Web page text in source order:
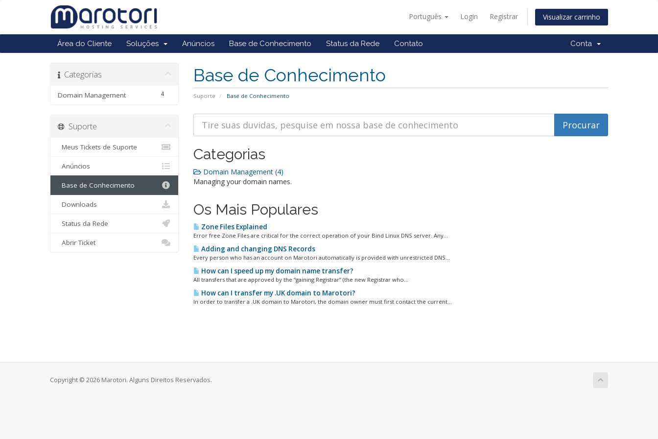
Português Login Registrar Visualizar carrinho
Área do Cliente Soluções Anúncios Base de Conhecimento Status da Rede Contato Conta
Base de Conhecimento
Suporte Base de Conhecimento
Categorias
4
Domain Management
Categorias
Domain Management (4)
Managing your domain names.
Os Mais Populares
Zone Files Explained
Error free Zone Files are critical for the correct operation of your Bind Linux DNS server. Any...
Adding and changing DNS Records
Every person who has an account on Marotori automatically is provided with unrestricted DNS...
How can I speed up my domain name transfer?
All transfers that are approved by the “gaining Registrar” (the new Registrar who...
How can I transfer my .UK domain to Marotori?
In order to transfer a .UK domain to Marotori, the domain owner must first contact the current...
Suporte
Meus Tickets de Suporte
Anúncios
Base de Conhecimento
Downloads
Status da Rede
Abrir Ticket
Copyright © 2026 Marotori. Alguns Direitos Reservados.